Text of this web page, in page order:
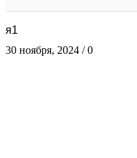
я1
30 ноября, 2024 / 0